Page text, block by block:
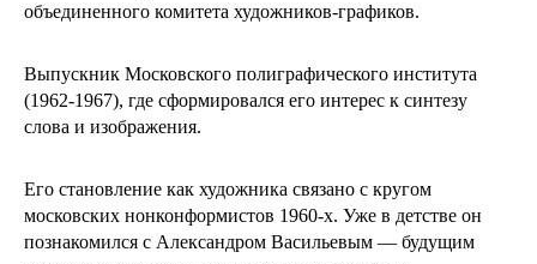
объединенного комитета художников-графиков.
Выпускник Московского полиграфического института
(1962-1967), где сформировался его интерес к синтезу
слова и изображения.
Его становление как художника связано с кругом
московских нонконформистов 1960-х. Уже в детстве он
познакомился с Александром Васильевым — будущим